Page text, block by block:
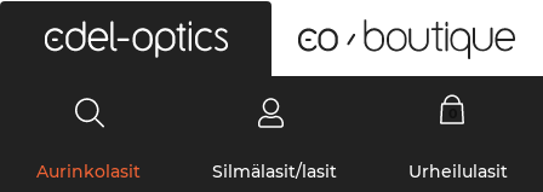
Aurinkolasit Silmälasit/lasit Urheilulasit